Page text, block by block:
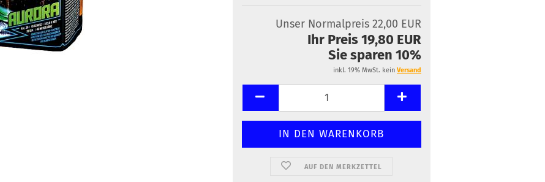
Unser Normalpreis 22,00 EUR
Ihr Preis 19,80 EUR
Sie sparen 10%
inkl. 19% MwSt. kein Versand
AUF DEN MERKZETTEL